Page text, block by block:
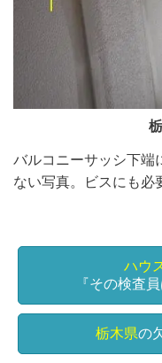
バルコニーサッシ下端
ない写真。
ビスにも必
ハウ
『その検査
栃木県の